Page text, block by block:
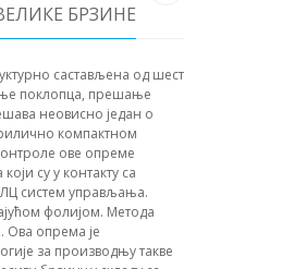
БРЗИНЕ
састављена од шест
поклопца, прешање
неовисно један о
компактном
ове опреме
су у контакту са
систем управљања.
фолијом. Метода
Ова опрема је
за производњу такве